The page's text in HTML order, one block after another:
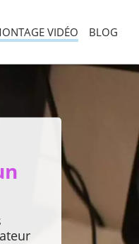
VIDÉO BLOG